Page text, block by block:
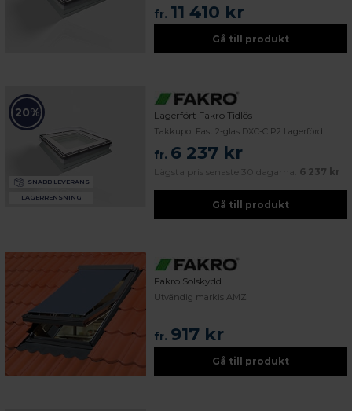
fr. 11 410 kr
Gå till produkt
20%
SNABB LEVERANS
LAGERRENSNING
Lagerfört Fakro Tidlös
Takkupol Fast 2-glas DXC-C P2 Lagerförd
fr. 6 237 kr
Lägsta pris senaste 30 dagarna: 6 237 kr
Gå till produkt
Fakro Solskydd
Utvändig markis AMZ
fr. 917 kr
Gå till produkt